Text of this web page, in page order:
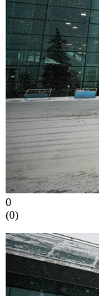
0
(0)